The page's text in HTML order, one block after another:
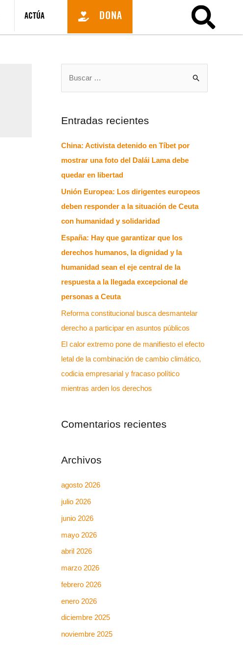
ACTÚA DONA
Entradas recientes
China: Activista detenido en Tíbet por
mostrar una foto del Dalái Lama debe
quedar en libertad
Unión Europea: Los dirigentes europeos
deben responder a la situación de Ceuta
con humanidad y solidaridad
España: Hay que garantizar que los
derechos humanos, la dignidad y la
humanidad sean el eje central de la
respuesta a la llegada excepcional de
personas a Ceuta
Reforma constitucional busca desmantelar
derecho a participar en asuntos públicos
El calor extremo pone de manifiesto el efecto
letal de la combinación de cambio climático,
codicia empresarial y fracaso político
mientras arden los derechos
Comentarios recientes
Archivos
agosto 2026
julio 2026
junio 2026
mayo 2026
abril 2026
marzo 2026
febrero 2026
enero 2026
diciembre 2025
noviembre 2025